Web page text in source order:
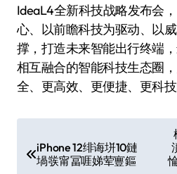
IdeaL4全新科技战略发布会
心、以前瞻科技为驱动、以
撑，打造未来智能出行终端
相互融合的智能科技生态圈
全、更高效、更便捷、更科技
章 iPhone 12绯诲垪10鏈
堝彂甯冨啀娣荤寷鏂